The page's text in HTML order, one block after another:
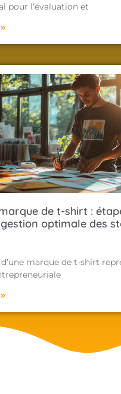
pour l’évaluation et
de t-shirt :
optimale des
marque de t-shirt